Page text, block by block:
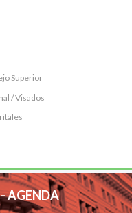
Superior
/ Visados
AGENDA